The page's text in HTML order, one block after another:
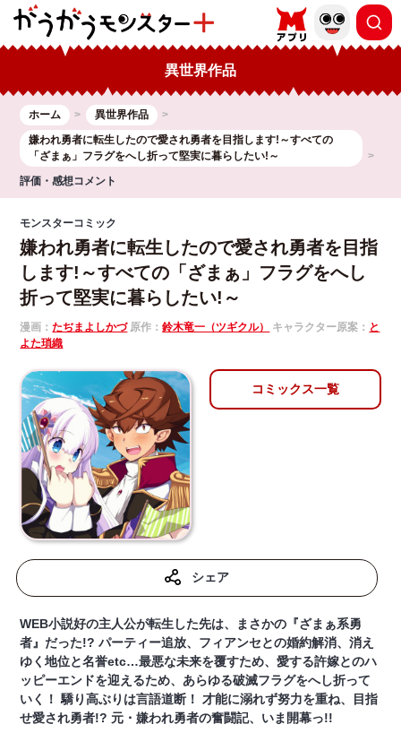
異世界作品
ホーム
異世界作品
嫌われ勇者に転生したので愛され勇者を目指します!～すべての
「ざまぁ」フラグをへし折って堅実に暮らしたい!～
評価・感想コメント
モンスターコミック
嫌われ勇者に転生したので愛され勇者を目指
します!～すべての「ざまぁ」フラグをへし
折って堅実に暮らしたい!～
漫画：たぢまよしかづ原作：鈴木竜一（ツギクル） キャラクター原案： と
よた瑣織
コミックス一覧
シェア
WEB小説好の主人公が転生した先は、まさかの『ざまぁ系勇
者』だった!? パーティー追放、フィアンセとの婚約解消、消え
ゆく地位と名誉etc…最悪な未来を覆すため、愛する許嫁とのハ
ッピーエンドを迎えるため、あらゆる破滅フラグをへし折って
いく！ 驕り高ぶりは言語道断！ 才能に溺れず努力を重ね、目指
せ愛され勇者!? 元・嫌われ勇者の奮闘記、いま開幕っ!!